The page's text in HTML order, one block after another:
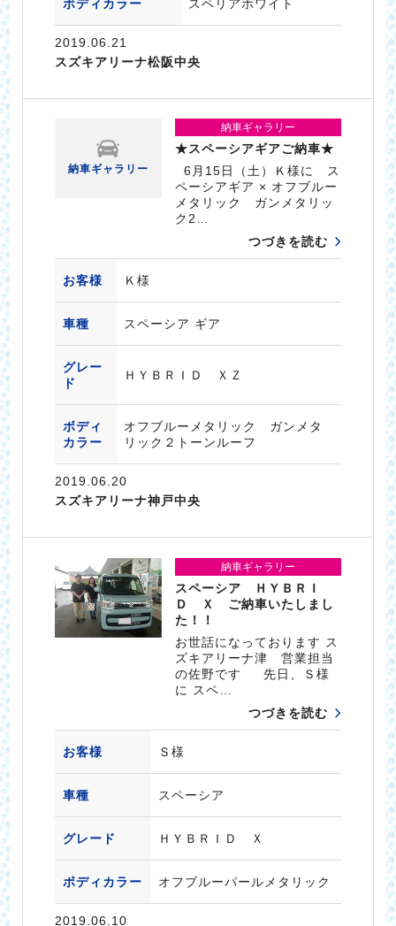
ボディカラー スペリアホワイト
2019.06.21
スズキアリーナ松阪中央
納車ギャラリー
納車ギャラリー
★スペーシアギアご納車★
6月15日（土）Ｋ様に ス
ペーシアギア × オフブルー
メタリック ガンメタリッ
ク2…
つづきを読む
お客様 Ｋ様
車種 スペーシア ギア
グレー
ド
ＨＹＢＲＩＤ ＸＺ
ボディ
カラー
オフブルーメタリック ガンメタ
リック２トーンルーフ
2019.06.20
スズキアリーナ神戸中央
納車ギャラリー
スペーシア ＨＹＢＲＩ
Ｄ Ｘ ご納車いたしまし
た！！
お世話になっております ス
ズキアリーナ津 営業担当
の佐野です 先日、Ｓ様
に スペ…
つづきを読む
お客様 Ｓ様
車種 スペーシア
グレード ＨＹＢＲＩＤ Ｘ
ボディカラー オフブルーパールメタリック
2019.06.10